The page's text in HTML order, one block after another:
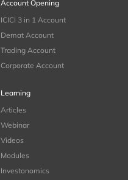
Account Opening
ICICI 3 in 1 Account
Demat Account
Trading Account
Corporate Account
Learning
Articles
Webinar
Videos
Modules
Investonomics